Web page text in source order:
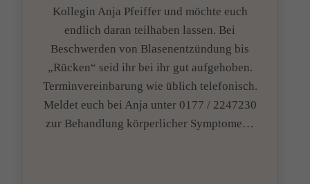
Kollegin Anja Pfeiffer und möchte euch
endlich daran teilhaben lassen. Bei
Beschwerden von Blasenentzündung bis
„Rücken“ seid ihr bei ihr gut aufgehoben.
Terminvereinbarung wie üblich telefonisch.
Meldet euch bei Anja unter 0177 / 2247230
zur Behandlung körperlicher Symptome…